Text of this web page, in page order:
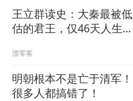
王立群读史：大秦最被低
估的君王，仅46天人生，
漂零客
明朝根本不是亡于清军！
很多人都搞错了！